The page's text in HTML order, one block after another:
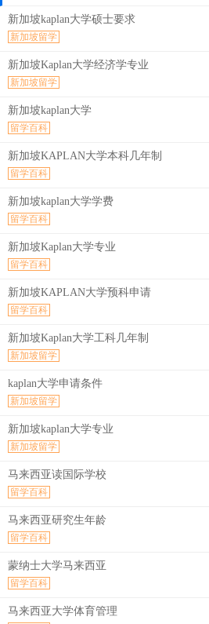
新加坡kaplan大学硕士要求
新加坡留学
新加坡Kaplan大学经济学专业
新加坡留学
新加坡kaplan大学
留学百科
新加坡KAPLAN大学本科几年制
留学百科
新加坡kaplan大学学费
留学百科
新加坡Kaplan大学专业
留学百科
新加坡KAPLAN大学预科申请
留学百科
新加坡Kaplan大学工科几年制
新加坡留学
kaplan大学申请条件
新加坡留学
新加坡kaplan大学专业
新加坡留学
马来西亚读国际学校
留学百科
马来西亚研究生年龄
留学百科
蒙纳士大学马来西亚
留学百科
马来西亚大学体育管理